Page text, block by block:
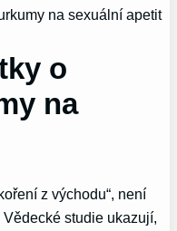
o
na
z východu“, není
studie ukazují,